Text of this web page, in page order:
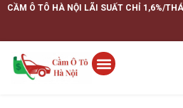
CẦM Ô TÔ HÀ NỘI LÃI SUẤT CHỈ 1,6%/